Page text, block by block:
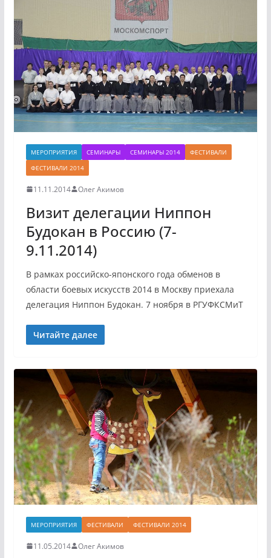
МЕРОПРИЯТИЯ СЕМИНАРЫ СЕМИНАРЫ 2014
ФЕСТИВАЛИ
ФЕСТИВАЛИ 2014
11.11.2014 Олег Акимов
Визит делегации Ниппон
Будокан в Россию (7-
9.11.2014)
В рамках российско-японского года обменов в
области боевых искусств 2014 в Москву приехала
делегация Ниппон Будокан. 7 ноября в РГУФКСМиТ
Читайте далее
МЕРОПРИЯТИЯ ФЕСТИВАЛИ ФЕСТИВАЛИ 2014
11.05.2014 Олег Акимов